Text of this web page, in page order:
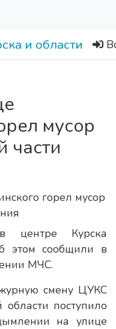
мусор
части
Курска
этом сообщили в
МЧС.
смену ЦУКС
поступило
на улице